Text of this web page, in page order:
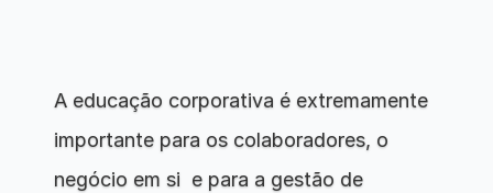
A educação corporativa é extremamente
importante para os colaboradores, o
negócio em si  e para a gestão de